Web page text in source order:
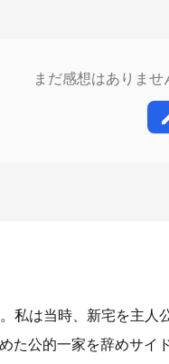
まだ感想はありませ
私は当時、新宅を主人
た公的一家を辞めサイド